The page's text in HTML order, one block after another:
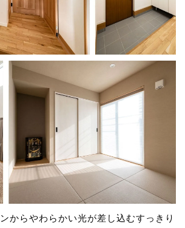
からやわらかい光が差し込むすっきり